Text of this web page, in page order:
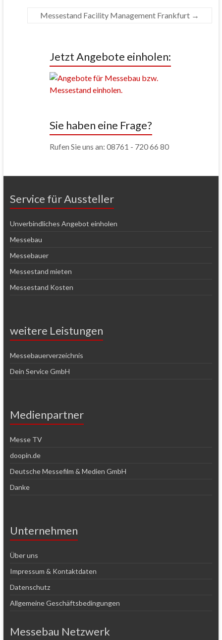
Messestand Facility Management Frankfurt →
Jetzt Angebote einholen:
Sie haben eine Frage?
Rufen Sie uns an: 08761 - 720 66 80
Service für Aussteller
Unverbindliches Angebot einholen
Messebau
Messebauer
Messestand mieten
Messestand Kosten
weitere Leistungen
Messebauerverzeichnis
Dein Service GmbH
Medienpartner
Messe TV
doopin.de
Deutsche Messefilm & Medien GmbH
Danke
Unternehmen
Über uns
Impressum & Kontaktdaten
Datenschutz
Allgemeine Geschäftsbedingungen
Messebau Netzwerk